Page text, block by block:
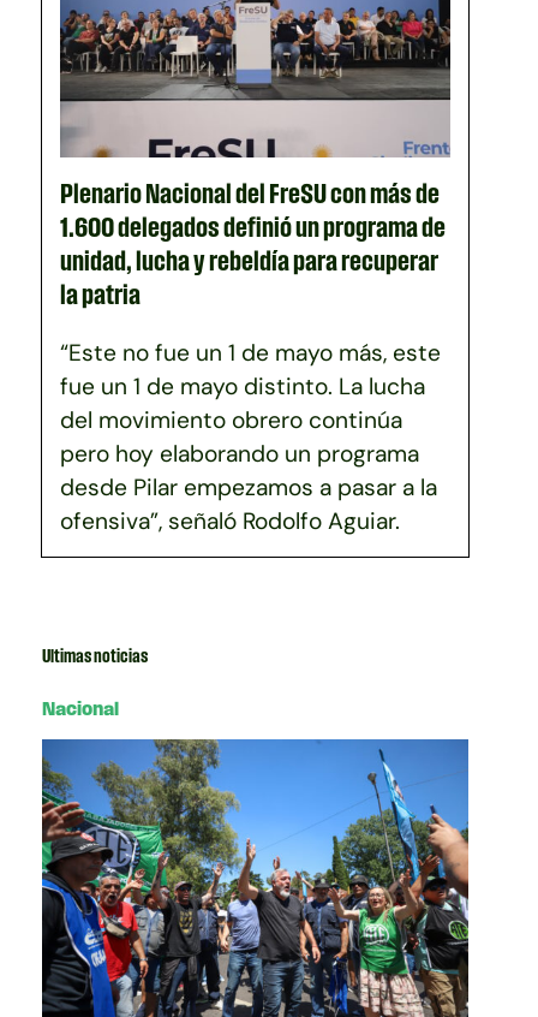
Plenario Nacional del FreSU con más de
1.600 delegados definió un programa de
unidad, lucha y rebeldía para recuperar
la patria
“Este no fue un 1 de mayo más, este
fue un 1 de mayo distinto. La lucha
del movimiento obrero continúa
pero hoy elaborando un programa
desde Pilar empezamos a pasar a la
ofensiva”, señaló Rodolfo Aguiar.
Ultimas noticias
Nacional